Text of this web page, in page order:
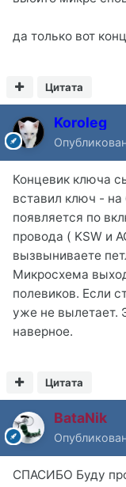
да только вот
Цитата
Koroleg
Концевик ключа
вставил ключ - на
появляется по
провода ( KSW и
вызвыниваете
Микросхема
полевиков. Если
уже не вылетает.
наверное.
Цитата
BataNik
СПАСИБО Буду